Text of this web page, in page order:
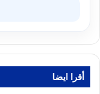
أقرا ايضا